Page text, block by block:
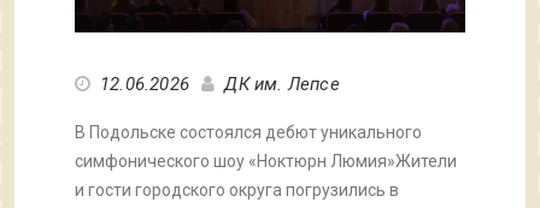
12.06.2026 ДК им. Лепсе
В Подольске состоялся дебют уникального
симфонического шоу «Ноктюрн Люмия»Жители
и гости городского округа погрузились в